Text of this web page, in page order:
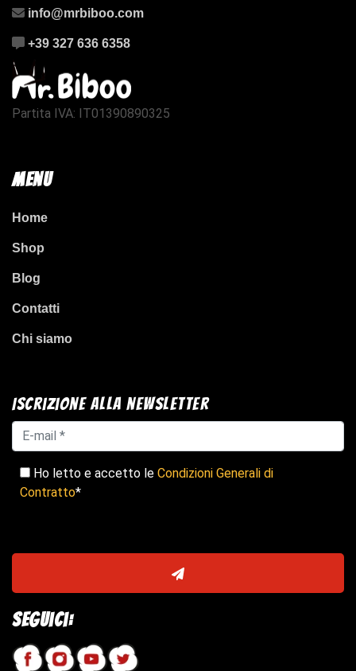
info@mrbiboo.com
+39 327 636 6358
Partita IVA: IT01390890325
Menu
Home
Shop
Blog
Contatti
Chi siamo
Iscrizione alla newsletter
Ho letto e accetto le Condizioni Generali di
Contratto*
Seguici: